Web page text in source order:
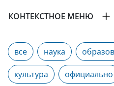
КОНТЕКСТНОЕ МЕНЮ
все наука
культура официально